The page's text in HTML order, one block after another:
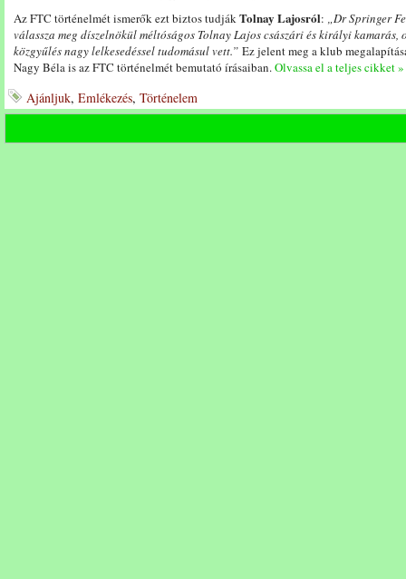
Az FTC történelmét ismerők ezt biztos tudjákTolnay Lajosról: „Dr Springer
válassza meg díszelnökülméltóságos TolnayLajoscsászáriéskirályikamarás,
közgyűlésnagylelkesedésseltudomásulvett.” Ez jelent meg a klub
Nagy Béla is az FTC történelmét bemutató írásaiban.Olvassa el a teljes cikket »
Ajánljuk, Emlékezés, Történelem